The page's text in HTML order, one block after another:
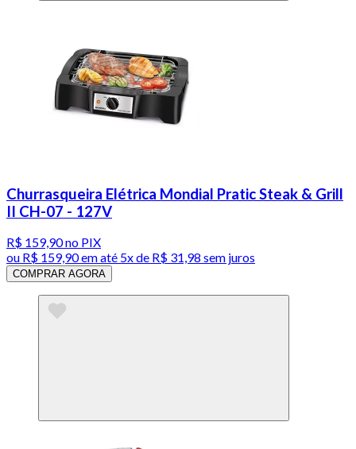
Churrasqueira Elétrica Mondial Pratic Steak & Grill
II CH-07 - 127V
R$ 159,90no PIX
ou R$ 159,90em até 5x de R$ 31,98 sem juros
COMPRAR AGORA